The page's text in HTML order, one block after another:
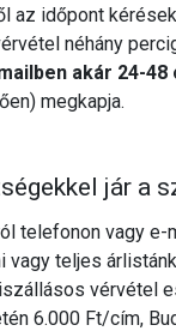
az időpont
néhány
akár 24-48
megkapja.
jár a
telefonon vagy e-
vagy teljes
vérvétel
6.000 Ft/cím,